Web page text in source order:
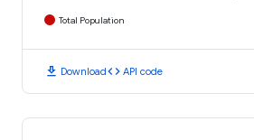
Total Population
download Downloadcode API code